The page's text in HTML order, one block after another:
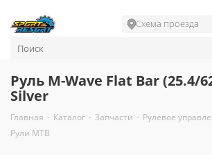
Схема проезда
Руль M-Wave Flat Bar (25.4/
Silver
Главная - Каталог - Запчасти - Рулевое
Рули MTB